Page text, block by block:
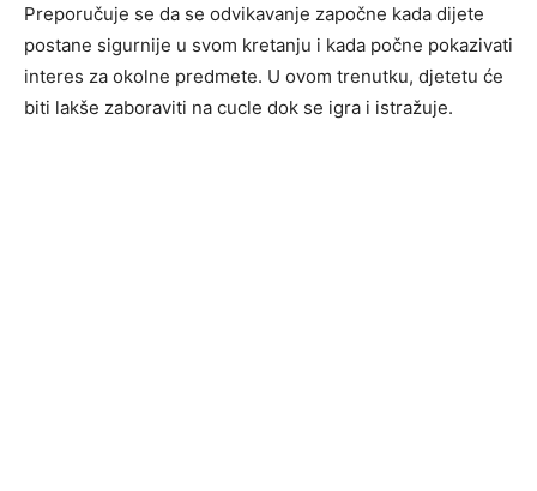
Preporučuje se da se odvikavanje započne kada dijete
postane sigurnije u svom kretanju i kada počne pokazivati
interes za okolne predmete. U ovom trenutku, djetetu će
biti lakše zaboraviti na cucle dok se igra i istražuje.